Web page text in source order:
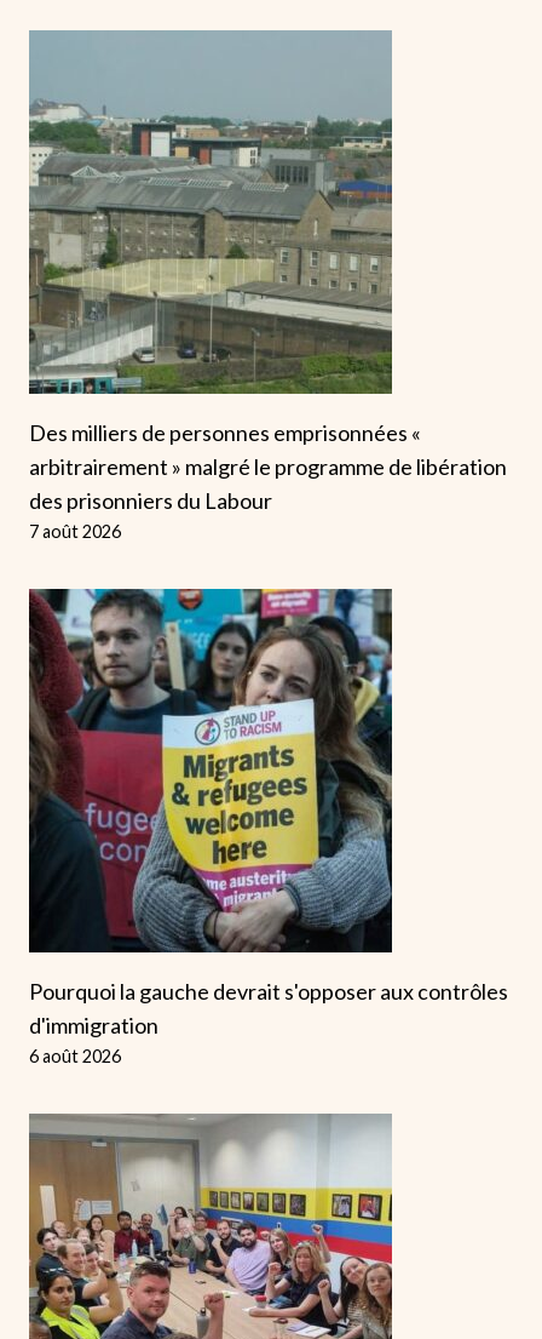
Des milliers de personnes emprisonnées «
arbitrairement » malgré le programme de libération
des prisonniers du Labour
7 août 2026
Pourquoi la gauche devrait s'opposer aux contrôles
d'immigration
6 août 2026